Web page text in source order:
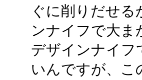
ぐに削りだせ
ンナイフで大ま
デザインナイフ
いんですが、こ